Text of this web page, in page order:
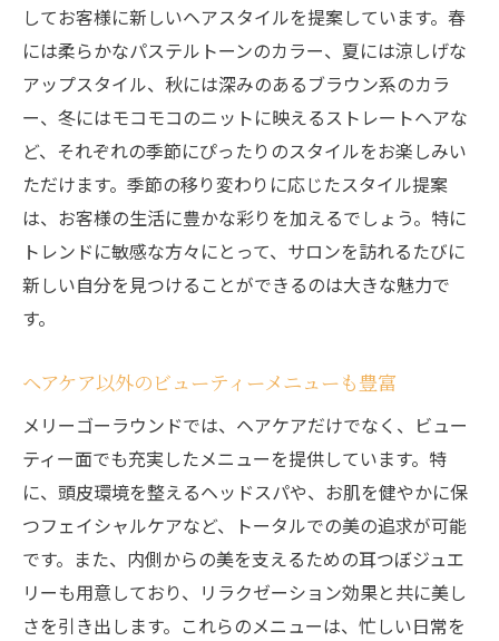
してお客様に新しいヘアスタイルを提案しています。春
には柔らかなパステルトーンのカラー、夏には涼しげな
アップスタイル、秋には深みのあるブラウン系のカラ
ー、冬にはモコモコのニットに映えるストレートヘアな
ど、それぞれの季節にぴったりのスタイルをお楽しみい
ただけます。季節の移り変わりに応じたスタイル提案
は、お客様の生活に豊かな彩りを加えるでしょう。特に
トレンドに敏感な方々にとって、サロンを訪れるたびに
新しい自分を見つけることができるのは大きな魅力で
す。
ヘアケア以外のビューティーメニューも豊富
メリーゴーラウンドでは、ヘアケアだけでなく、ビュー
ティー面でも充実したメニューを提供しています。特
に、頭皮環境を整えるヘッドスパや、お肌を健やかに保
つフェイシャルケアなど、トータルでの美の追求が可能
です。また、内側からの美を支えるための耳つぼジュエ
リーも用意しており、リラクゼーション効果と共に美し
さを引き出します。これらのメニューは、忙しい日常を